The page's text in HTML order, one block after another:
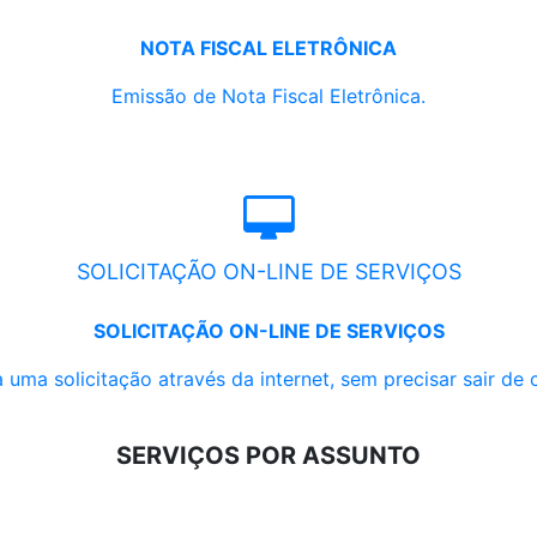
NOTA FISCAL ELETRÔNICA
Emissão de Nota Fiscal Eletrônica.
SOLICITAÇÃO ON-LINE DE SERVIÇOS
SOLICITAÇÃO ON-LINE DE SERVIÇOS
uma solicitação através da internet, sem precisar sair de
SERVIÇOS POR ASSUNTO